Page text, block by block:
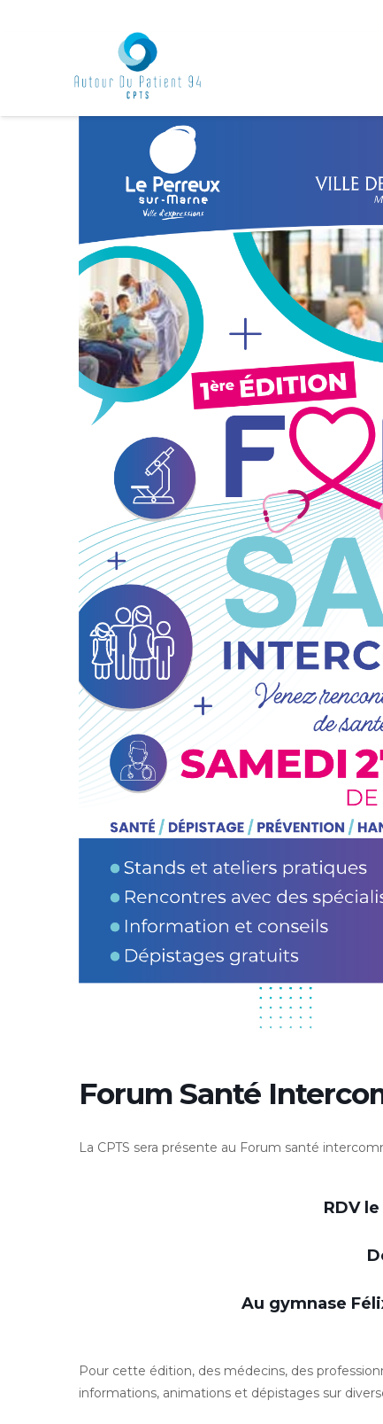
Forum Santé
La CPTS sera présente au Forum santé
RDV
Au gymnase
Pour cette édition, des médecins, des
informations, animations et dépistages sur